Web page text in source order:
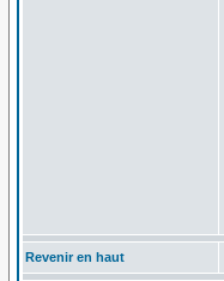
Revenir en haut